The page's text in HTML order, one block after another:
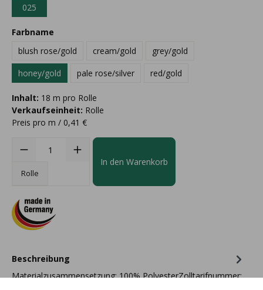
025
Farbname
blush rose/gold
cream/gold
grey/gold
honey/gold
pale rose/silver red/gold
Inhalt: 18 m pro Rolle
Verkaufseinheit: Rolle
Preis pro m / 0,41 €
Rolle
In den Warenkorb
Beschreibung
Materialzusammensetzung: 100% PolyesterZolltarifnummer: